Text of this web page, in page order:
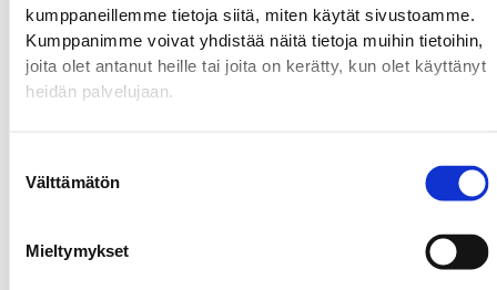
kumppaneillemme tietoja siitä, miten käytät sivustoamme.
Kumppanimme voivat yhdistää näitä tietoja muihin tietoihin,
joita olet antanut heille tai joita on kerätty, kun olet käyttänyt
heidän palvelujaan.
valinta
Välttämätön
Mieltymykset
Lempi Lifestyle
Luhta Brand Store
M-room
New Yorker